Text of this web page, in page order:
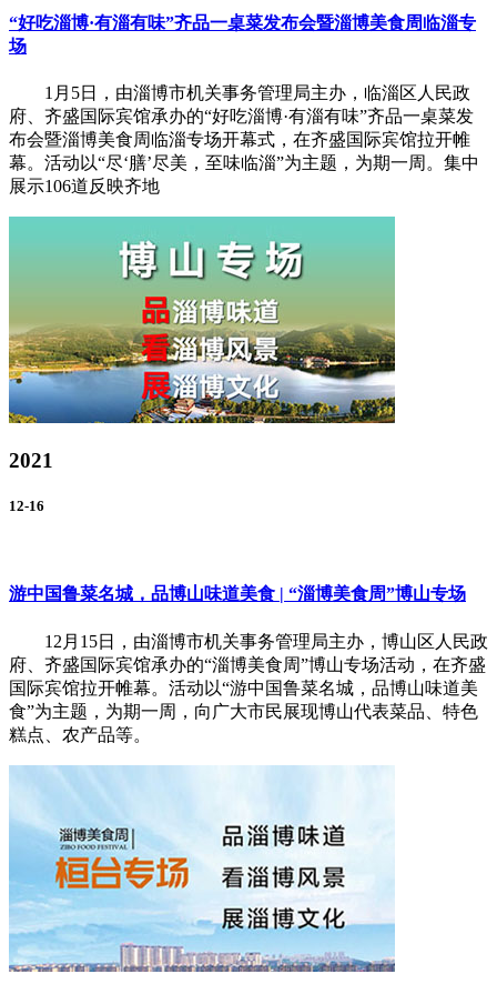
“好吃淄博·有淄有味”齐品一桌菜发布会暨淄博美食周临淄专
场
1月5日，由淄博市机关事务管理局主办，临淄区人民政
府、齐盛国际宾馆承办的“好吃淄博·有淄有味”齐品一桌菜发
布会暨淄博美食周临淄专场开幕式，在齐盛国际宾馆拉开帷
幕。活动以“尽‘膳’尽美，至味临淄”为主题，为期一周。集中
展示106道反映齐地
2021
12-16
游中国鲁菜名城，品博山味道美食 | “淄博美食周”博山专场
12月15日，由淄博市机关事务管理局主办，博山区人民政
府、齐盛国际宾馆承办的“淄博美食周”博山专场活动，在齐盛
国际宾馆拉开帷幕。活动以“游中国鲁菜名城，品博山味道美
食”为主题，为期一周，向广大市民展现博山代表菜品、特色
糕点、农产品等。